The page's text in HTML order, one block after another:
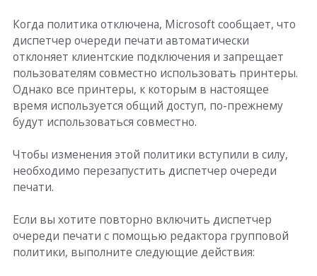
Когда политика отключена, Microsoft сообщает, что
диспетчер очереди печати автоматически
отклоняет клиентские подключения и запрещает
пользователям совместно использовать принтеры.
Однако все принтеры, к которым в настоящее
время используется общий доступ, по-прежнему
будут использоваться совместно.
Чтобы изменения этой политики вступили в силу,
необходимо перезапустить диспетчер очереди
печати.
Если вы хотите повторно включить диспетчер
очереди печати с помощью редактора групповой
политики, выполните следующие действия: